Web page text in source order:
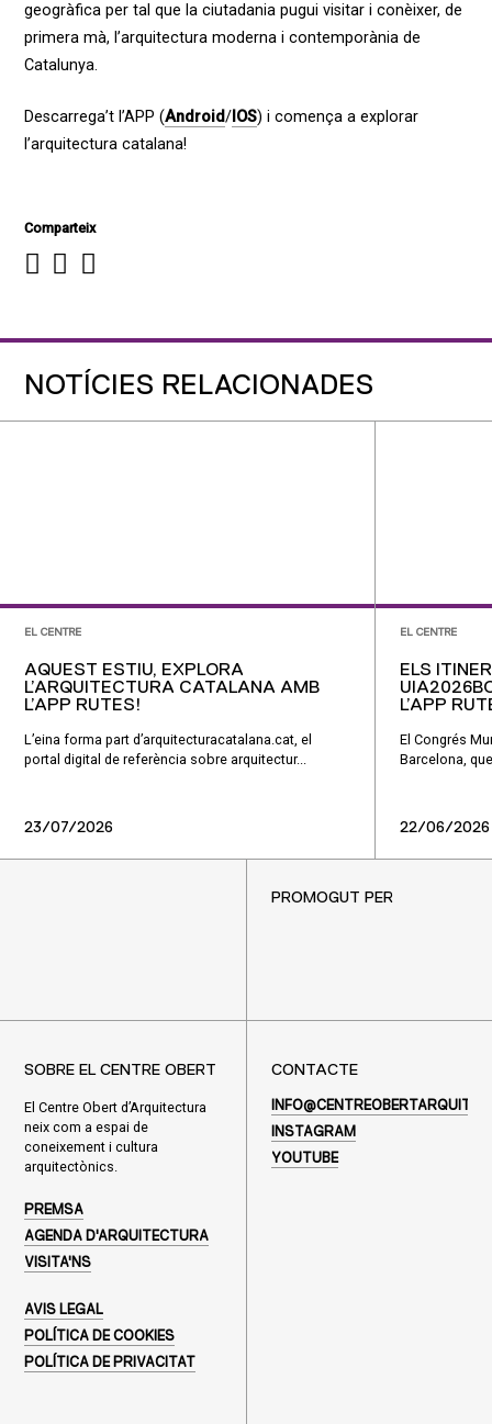
geogràfica per tal que la ciutadania pugui visitar i conèixer, de
primera mà, l’arquitectura moderna i contemporània de
Catalunya.
Descarrega’t l’APP (Android/IOS) i comença a explorar
l’arquitectura catalana!
Comparteix
NOTÍCIES RELACIONADES
EL CENTRE
AQUEST ESTIU, EXPLORA
L’ARQUITECTURA CATALANA AMB
L’APP RUTES!
L’eina forma part d’arquitecturacatalana.cat, el
portal digital de referència sobre arquitectur...
23/07/2026
EL CENTRE
ELS
L’APP
El Congrés
Barcelona,
22/06/2026
PROMOGUT PER
SOBRE EL CENTRE OBERT
El Centre Obert d’Arquitectura
neix com a espai de
coneixement i cultura
arquitectònics.
PREMSA
AGENDA D'ARQUITECTURA
VISITA'NS
AVIS LEGAL
POLÍTICA DE COOKIES
POLÍTICA DE PRIVACITAT
CONTACTE
INSTAGRAM
YOUTUBE